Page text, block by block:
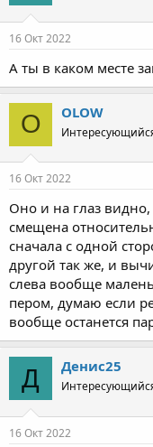
16 Окт 2022
А ты в каком месте
O OLOW
16 Окт 2022
Оно и на глаз
смещена
сначала с одной
другой так же, и
слева вообще
пером, думаю если
вообще останется
Д Денис25
16 Окт 2022